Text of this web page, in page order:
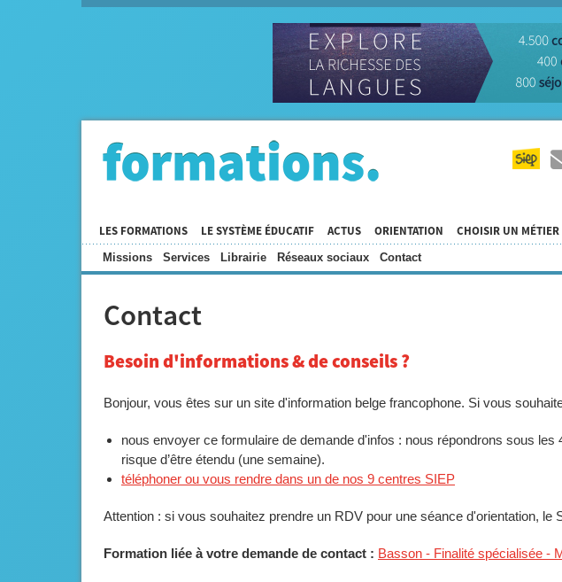
LES FORMATIONS LE SYSTÈME ÉDUCATIF ACTUS ORIENTATION CHOISIR UN MÉTIER
Missions Services Librairie Réseaux sociaux Contact
Contact
Besoin d'informations & de conseils ?
Bonjour, vous êtes sur un site d'information belge francophone. Si vous
nous envoyer ce formulaire de demande d'infos : nous répondrons sous
risque d’être étendu (une semaine).
téléphoner ou vous rendre dans un de nos 9 centres SIEP
Attention : si vous souhaitez prendre un RDV pour une séance d'orientation,
Formation liée à votre demande de contact : Basson - Finalité spécialisée -